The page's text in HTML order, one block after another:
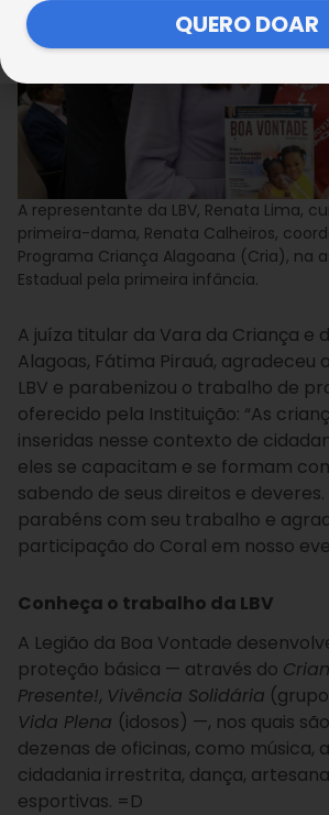
A representante da LBV, Renata Lima,
primeira-dama, Renata Calheiros,
Programa Criança Alagoana (Cria), na
Estadual pela primeira infância.
A juíza titular da Vara da Criança e
Alagoas, Fátima Pirauá, agradeceu
LBV e parabenizou o trabalho de
oferecido pela Instituição: “As
inseridas nesse contexto de
eles se capacitam e se formam
sabendo de seus direitos e deveres.
parabéns com seu trabalho e
participação do Coral em nosso
Conheça o trabalho da LBV
A Legião da Boa Vontade
proteção básica — através do
Presente!, Vivência Solidária
Vida Plena (idosos) —, nos quais
dezenas de oficinas, como música,
cidadania irrestrita, dança,
esportivas. =D
QUERO DOAR